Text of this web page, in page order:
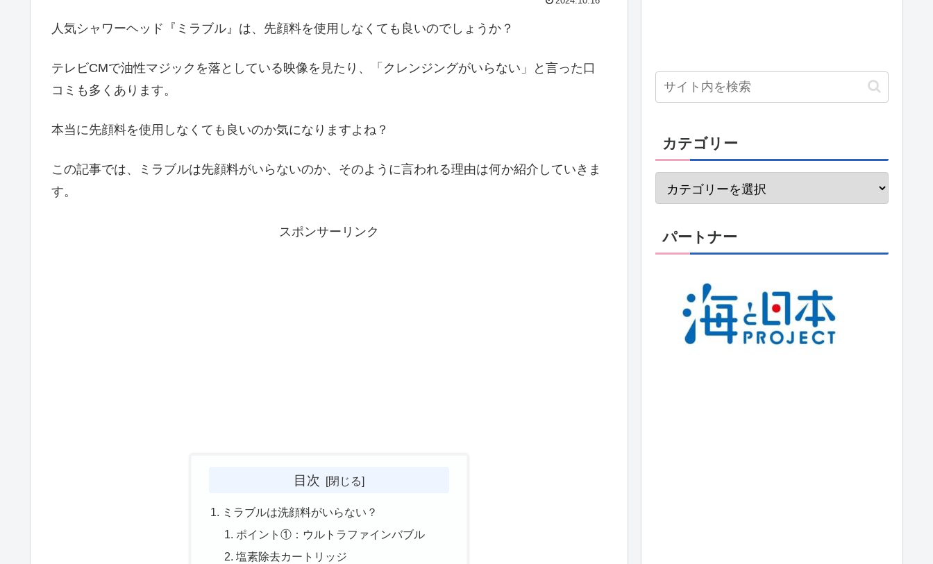
人気シャワーヘッド『ミラブル』は、先顔料を使用しなくても良いのでしょうか？
テレビCMで油性マジックを落としている映像を見たり、「クレンジングがいらない」と言った口
コミも多くあります。
本当に先顔料を使用しなくても良いのか気になりますよね？
この記事では、ミラブルは先顔料がいらないのか、そのように言われる理由は何か紹介していきま
す。
スポンサーリンク
目次
ミラブルは洗顔料がいらない？
ポイント①：ウルトラファインバブル
塩素除去カートリッジ
カテゴリー
パートナー